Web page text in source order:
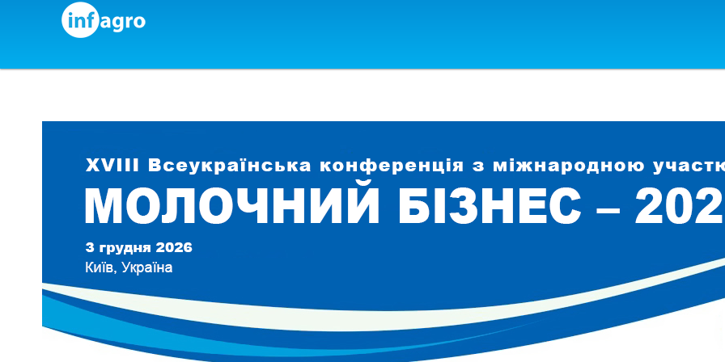
Skip to content